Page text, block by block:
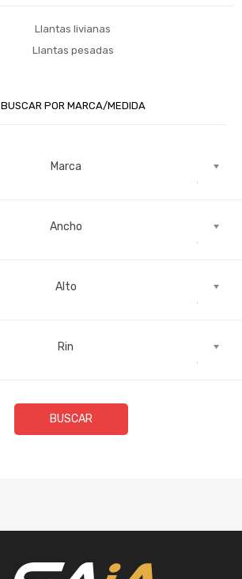
Llantas livianas
Llantas pesadas
BUSCAR POR MARCA/MEDIDA
Marca
Ancho
Alto
Rin
BUSCAR